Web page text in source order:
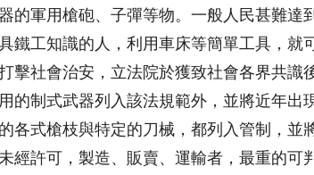
的軍用槍砲、子彈等物。一般人民甚難
鐵工知識的人，利用車床等簡單工具，
擊社會治安，立法院於獲致社會各界共
的制式武器列入該法規範外，並將近年
各式槍枝與特定的刀械，都列入管制，
經許可，製造、販賣、運輸者，最重的